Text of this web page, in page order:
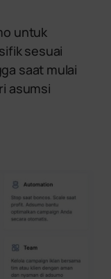
untuk
sesuai
saat mulai
asumsi